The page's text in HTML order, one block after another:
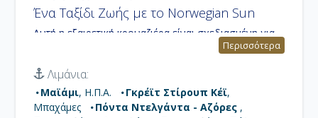
Ένα Ταξίδι Ζωής με το Norwegian Sun
Αυτή η εξαιρετική κρουαζιέρα είναι σχεδιασμένη για
να προσφέρει έναν συνδυασμό χαλάρωσης στη
θάλασσα και συναρπαστικών εξερευνήσεων σε
μαγευτικά λιμάνια. Με το
που φημίζεται για τις ανέσεις και την ποικιλία των
δραστηριοτήτων του, θα απολαύσετε κάθε στιγμή
του ταξιδιού σας καθώς διασχίζετε τον ωκεανό και
Περισσότερα
Λιμάνια:
Μαϊάμι, Η.Π.Α. Γκρέϊτ Στίρουπ Κέϊ,
Μπαχάμες
Πόντα Ντελγάντα - Αζόρες ,